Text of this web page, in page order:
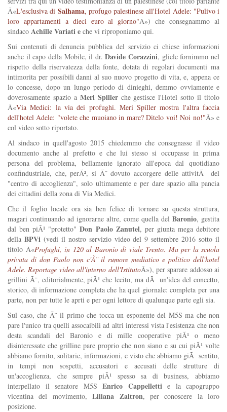
Â«L'esclusiva di Salhama, profugo palestinese all'Hotel Adele: "Pulivo i
loro appartamenti a dieci euro al giorno"Â») che consegnammo al
sindaco Achille Variati e che vi riproponiamo qui.
Sui contenuti di denuncia pubblica del servizio ci chiese informazioni
anche il capo della Mobile, il dr.Davide Corazzini, gliele fornimmo nel
rispetto della riservatezza della fonte, dotata di regolari documenti ma
intimorita per possibili danni al suo nuovo progetto di vita, e, appena ce
lo concesse, dopo un lungo periodo di dinieghi, demmo ovviamente e
doverosamente spazio a Meri Spiller che gestisce l'Hotel sotto il titolo
Â«Via Medici: la via dei profughi. Meri Spiller mostra l'altra faccia
dell'hotel Adele: "volete che muoiano in mare? Ditelo voi! Noi no!"Â» e
col video sotto riportato.
Al sindaco in quell'agosto 2015 chiedemmo che consegnasse il video
documento anche al prefetto e che lui stesso si occupasse in prima
persona del problema, bellamente ignorato all'epoca dal quotidiano
confindustriale, che, perÃ², si Ã¨ dovuto accorgere delle attivitÃ del
"centro di accoglienza", solo ultimamente e per dare spazio alla pancia
dei cittadini della zona di Via Medici.
Che il foglio locale ora sia ben felice di tornare su questa struttura,
magari continuando ad ignorarne altre, come quella del Baronio, gestita
dal ben piÃ¹ "protetto"Don Paolo Zanutel, per giunta mega debitore
della BPVi (vedi il nostro servizio video del 9 settembre 2016 sotto il
titolo Â«Profughi, in 120 al Baronio di viale Trento. Ma per la scuola
privata di don Paolo non c'Ã¨ il rumore mediatico e politico dell'hotel
Adele. Reportage video all'interno dell'IstitutoÂ»), per sparare addosso ai
grillini Ã¨, editorialmente, piÃ¹ che lecito, ma dÃ un'idea del concetto,
storico, di informazione completa che ha quel giornale: completa per una
parte, non per tutte le aprti e per ogni lettore di qualunque parte egli sia.
Sul caso, che Ã¨ il primo che tocca un esponente del M5S ma che non
pare l'unico tra quelli assocaibili ad altri interessi vista l'esistenza che non
desta scandali del Baronio e di mille cooperative piÃ¹ o meno
disinteressate che grilline pare proprio che non siano e su cui piÃ¹ volte
abbiamo fornito, solitarie, informazioni, e visto che abbiamo giÃ sentito,
in tempi non sospetti, accusatori e accusati delle strutture di
un'accoglienza, che sempre piÃ¹ spesso sa di business, abbiamo
interpellato il senatore M5S Enrico Cappellettie la capogruppo
vicentina del movimento,Liliana Zaltron, per conoscere la loro
posizione.